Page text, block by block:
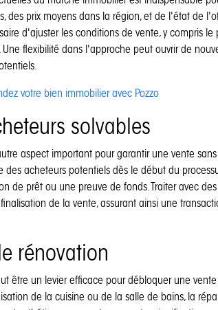
des prix moyens dans la région, et de l'état de
d'ajuster les conditions de vente, y compris le
flexibilité dans l'approche peut ouvrir de
votre bien immobilier avec Pozzo
solvables
aspect important pour garantir une vente
acheteurs potentiels dès le début du
de prêt ou une preuve de fonds. Traiter avec
de la vente, assurant ainsi une
rénovation
être un levier efficace pour débloquer une
de la cuisine ou de la salle de bains, la